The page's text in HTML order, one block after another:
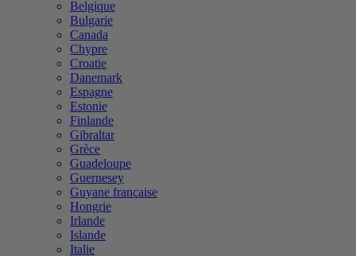
Belgique
Bulgarie
Canada
Chypre
Croatie
Danemark
Espagne
Estonie
Finlande
Gibraltar
Grèce
Guadeloupe
Guernesey
Guyane française
Hongrie
Irlande
Islande
Italie